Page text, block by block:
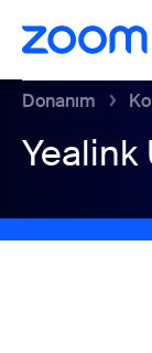
içeriğe atla
yardımına atla
Donanım
Yealink